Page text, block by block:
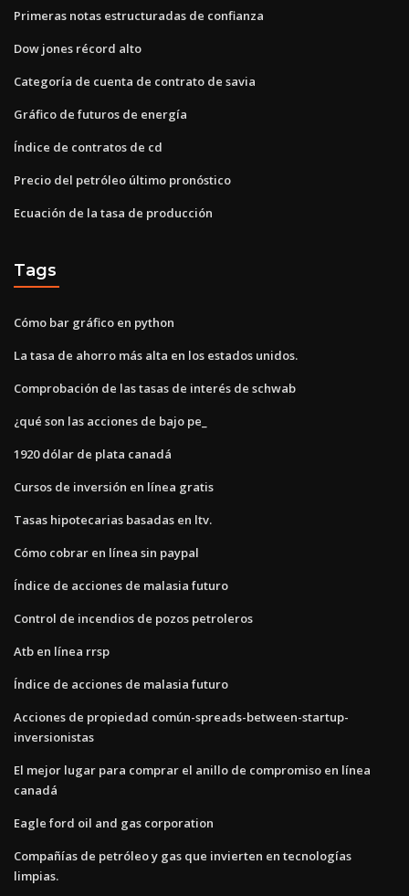
Primeras notas estructuradas de confianza
Dow jones récord alto
Categoría de cuenta de contrato de savia
Gráfico de futuros de energía
Índice de contratos de cd
Precio del petróleo último pronóstico
Ecuación de la tasa de producción
Tags
Cómo bar gráfico en python
La tasa de ahorro más alta en los estados unidos.
Comprobación de las tasas de interés de schwab
¿qué son las acciones de bajo pe_
1920 dólar de plata canadá
Cursos de inversión en línea gratis
Tasas hipotecarias basadas en ltv.
Cómo cobrar en línea sin paypal
Índice de acciones de malasia futuro
Control de incendios de pozos petroleros
Atb en línea rrsp
Índice de acciones de malasia futuro
Acciones de propiedad común-spreads-between-startup-
inversionistas
El mejor lugar para comprar el anillo de compromiso en línea
canadá
Eagle ford oil and gas corporation
Compañías de petróleo y gas que invierten en tecnologías
limpias.